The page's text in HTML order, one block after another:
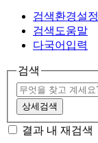
검색환경설정
검색도움말
다국어입력
검색
상세검색
결과 내 재검색